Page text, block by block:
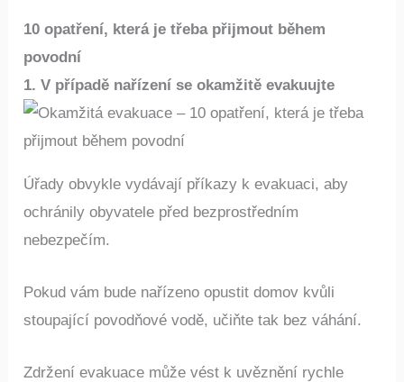
10 opatření, která je třeba přijmout během
povodní
1. V případě nařízení se okamžitě evakuujte
Úřady obvykle vydávají příkazy k evakuaci, aby
ochránily obyvatele před bezprostředním
nebezpečím.
Pokud vám bude nařízeno opustit domov kvůli
stoupající povodňové vodě, učiňte tak bez váhání.
Zdržení evakuace může vést k uvěznění rychle